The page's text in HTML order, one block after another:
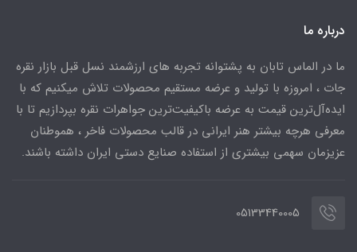
درباره ما
ما در الماس تابان به پشتوانه تجربه های ارزشمند نسل قبل بازار نقره
جات ، امروزه با تولید و عرضه مستقیم محصولات تلاش میکنیم که با
ایده‌آل‌ترین قیمت به عرضه باکیفیت‌ترین جواهرات نقره بپردازیم تا با
معرفی هرچه بیشتر هنر ایرانی در قالب محصولات فاخر ، هموطنان
عزیزمان سهمی بیشتری از استفاده صنایع دستی ایران داشته باشند.
05133440005